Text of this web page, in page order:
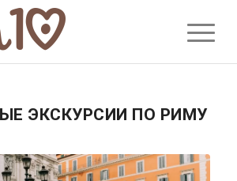
ЭКСКУРСИИ ПО РИМУ